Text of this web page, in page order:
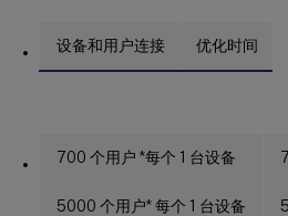
设备和用户连接 优化时间
700 个用户 *每个 1 台设备
5000 个用户* 每个 1 台设备